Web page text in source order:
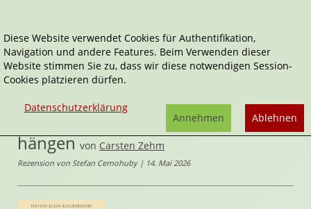
Home Belletristik
Thriller & Krimis
Da willste nich tot übern Zaun hängen
Edition Klein-Kleckersdorf
Da willste nich tot übern Zaun
hängen von Carsten Zehm
Rezension von Stefan Cernohuby | 14. Mai 2026
Diese Website verwendet Cookies für Authentifikation,
Navigation und andere Features. Beim Verwenden dieser
Website stimmen Sie zu, dass wir diese notwendigen Session-
Cookies platzieren dürfen.
Datenschutzerklärung
Ablehnen
Annehmen